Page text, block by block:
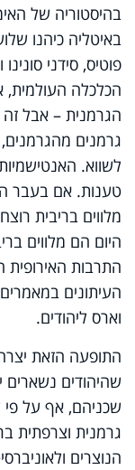
בהיסטוריה של
באיטליה כיהנו
פוטיס, סידני
הכלכלה העולמית,
הגרמנית – אבל זה
גרמנים
לשווא.
טענות. אם בעבר
מלווים בריבית
היום הם מלווים
התרבות האירופית
העיתונים
וארס ליהודים.
התופעה הזאת
שהיהודים נשארים
שכניהם, אף על פי
גרמנית וצרפתית
הנוצרים